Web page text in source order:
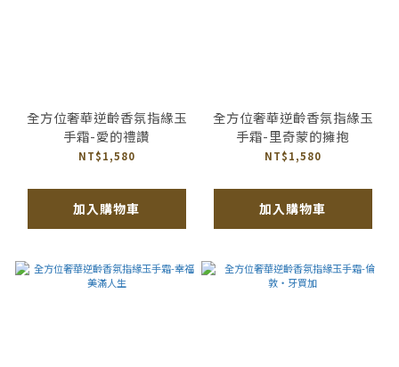
全方位奢華逆齡香氛指緣玉
手霜-愛的禮讚
NT$1,580
加入購物車
全方位奢華逆齡香氛指緣玉
手霜-里奇蒙的擁抱
NT$1,580
加入購物車